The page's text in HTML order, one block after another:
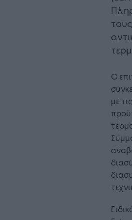
Ο
με
Η Τεχνητή Νοημοσύνη: το νέο